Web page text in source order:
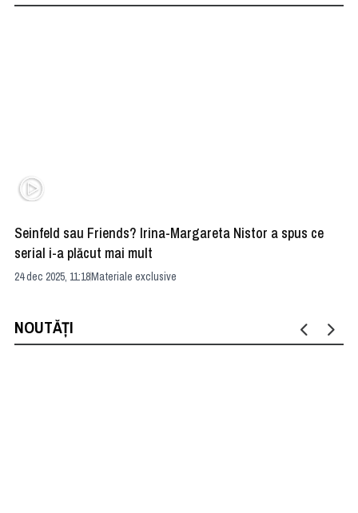
Seinfeld sau Friends? Irina-Margareta Nistor a spus ce
serial i-a plăcut mai mult
24 dec 2025, 11:18Materiale exclusive
NOUTĂȚI